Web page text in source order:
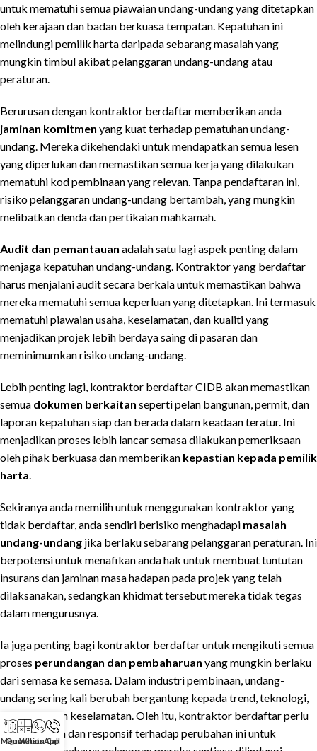
untuk mematuhi semua piawaian undang-undang yang ditetapkan
oleh kerajaan dan badan berkuasa tempatan. Kepatuhan ini
melindungi pemilik harta daripada sebarang masalah yang
mungkin timbul akibat pelanggaran undang-undang atau
peraturan.
Berurusan dengan kontraktor berdaftar memberikan anda
jaminan komitmen yang kuat terhadap pematuhan undang-
undang. Mereka dikehendaki untuk mendapatkan semua lesen
yang diperlukan dan memastikan semua kerja yang dilakukan
mematuhi kod pembinaan yang relevan. Tanpa pendaftaran ini,
risiko pelanggaran undang-undang bertambah, yang mungkin
melibatkan denda dan pertikaian mahkamah.
Audit dan pemantauan adalah satu lagi aspek penting dalam
menjaga kepatuhan undang-undang. Kontraktor yang berdaftar
harus menjalani audit secara berkala untuk memastikan bahwa
mereka mematuhi semua keperluan yang ditetapkan. Ini termasuk
mematuhi piawaian usaha, keselamatan, dan kualiti yang
menjadikan projek lebih berdaya saing di pasaran dan
meminimumkan risiko undang-undang.
Lebih penting lagi, kontraktor berdaftar CIDB akan memastikan
semua dokumen berkaitan seperti pelan bangunan, permit, dan
laporan kepatuhan siap dan berada dalam keadaan teratur. Ini
menjadikan proses lebih lancar semasa dilakukan pemeriksaan
oleh pihak berkuasa dan memberikan kepastian kepada pemilik
harta
Sekiranya anda memilih untuk menggunakan kontraktor yang
tidak berdaftar, anda sendiri berisiko menghadapi masalah
undang-undang jika berlaku sebarang pelanggaran peraturan. Ini
berpotensi untuk menafikan anda hak untuk membuat tuntutan
insurans dan jaminan masa hadapan pada projek yang telah
dilaksanakan, sedangkan khidmat tersebut mereka tidak tegas
dalam mengurusnya.
Ia juga penting bagi kontraktor berdaftar untuk mengikuti semua
proses perundangan dan pembaharuan yang mungkin berlaku
dari semasa ke semasa. Dalam industri pembinaan, undang-
undang sering kali berubah bergantung kepada trend, teknologi,
dan keperluan keselamatan. Oleh itu, kontraktor berdaftar perlu
sentiasa peka dan responsif terhadap perubahan ini untuk
Maps
Quotation
WhatsApp
Call